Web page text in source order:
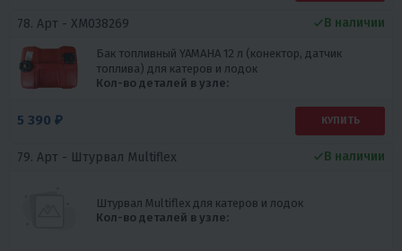
78. Арт - XM038269
Бак топливный YAMAHA 12 л (конектор, датчик
топлива) для катеров и лодок
Кол-во деталей в узле:
В наличии
5 390 ₽ КУПИТЬ
79. Арт - Штурвал Multiflex
Штурвал Multiflex для катеров и лодок
Кол-во деталей в узле:
В наличии